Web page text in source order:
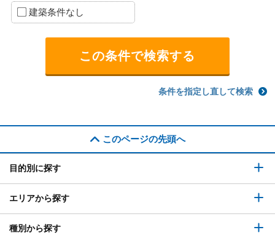
建築条件なし
条件を指定し直して検索
このページの先頭へ
目的別に探す
エリアから探す
種別から探す